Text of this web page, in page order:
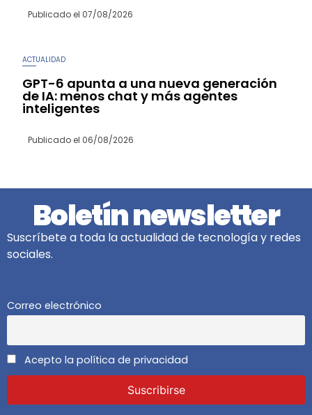
Publicado el 07/08/2026
ACTUALIDAD
GPT-6 apunta a una nueva generación
de IA: menos chat y más agentes
inteligentes
Publicado el 06/08/2026
Boletín newsletter
Suscríbete a toda la actualidad de tecnología y redes
sociales.
Correo electrónico
Acepto la política de privacidad